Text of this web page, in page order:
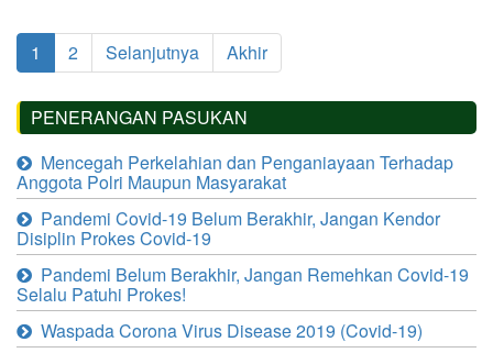
1 2 Selanjutnya Akhir
PENERANGAN PASUKAN
Mencegah Perkelahian dan Penganiayaan Terhadap
Anggota Polri Maupun Masyarakat
Pandemi Covid-19 Belum Berakhir, Jangan Kendor
Disiplin Prokes Covid-19
Pandemi Belum Berakhir, Jangan Remehkan Covid-19
Selalu Patuhi Prokes!
Waspada Corona Virus Disease 2019 (Covid-19)